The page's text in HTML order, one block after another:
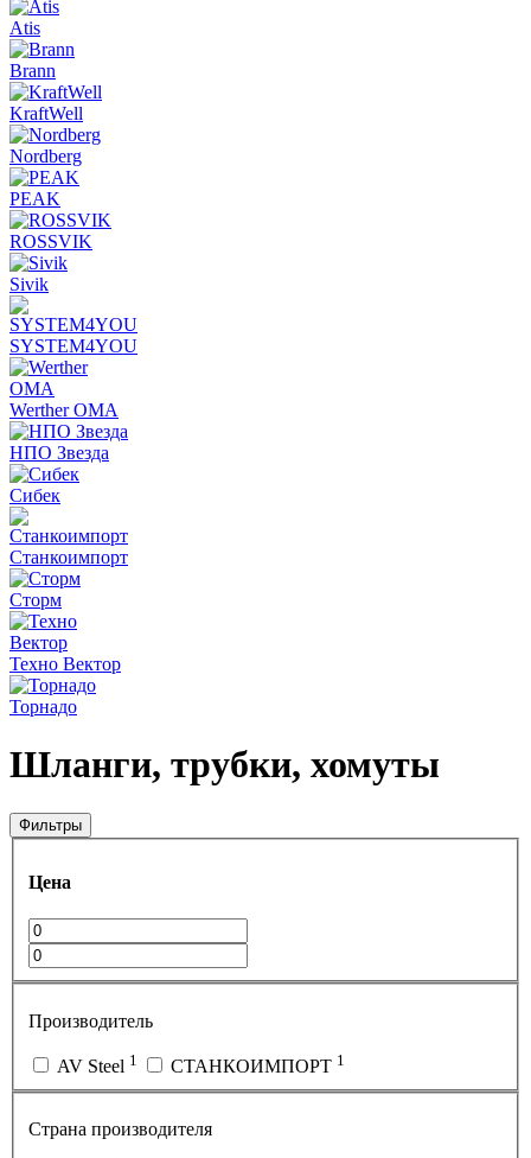
Atis
Brann
KraftWell
Nordberg
PEAK
ROSSVIK
Sivik
SYSTEM4YOU
Werther OMA
НПО Звезда
Сибек
Станкоимпорт
Сторм
Техно Вектор
Торнадо
Шланги, трубки, хомуты
Фильтры
Цена
Производитель
AV Steel 1 СТАНКОИМПОРТ 1
Страна производителя